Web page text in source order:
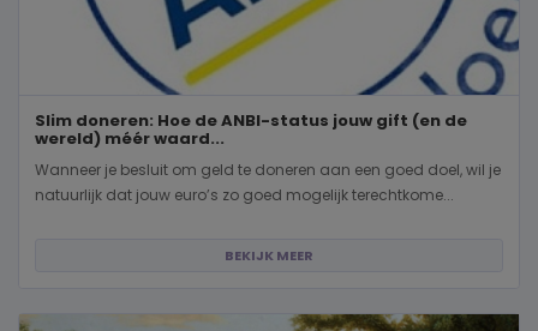
Slim doneren: Hoe de ANBI-status jouw gift (en de
wereld) méér waard...
Wanneer je besluit om geld te doneren aan een goed doel, wil je
natuurlijk dat jouw euro’s zo goed mogelijk terechtkome...
BEKIJK MEER